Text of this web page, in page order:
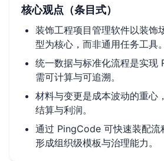
核心观点（条目式）
装饰工程项目管理软件以装饰
型为核心，而非通用任务工具。
统一数据与标准化流程是实现
需可计算与可追溯。
材料与变更是成本波动的重心
结算与利润。
通过 PingCode 可快速装配流
形成组织级模板与治理能力。